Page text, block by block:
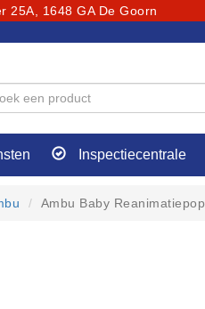
25A, 1648 GA De Goorn
Inspectiecentrale
Ambu Baby Reanimatiepop